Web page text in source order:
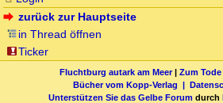
zurück zur Hauptseite
in Thread öffnen
Ticker
Fluchtburg autark am Meer| Zum
Bücher vom Kopp-Verlag |
Unterstützen Sie das Gelbe Forum durch